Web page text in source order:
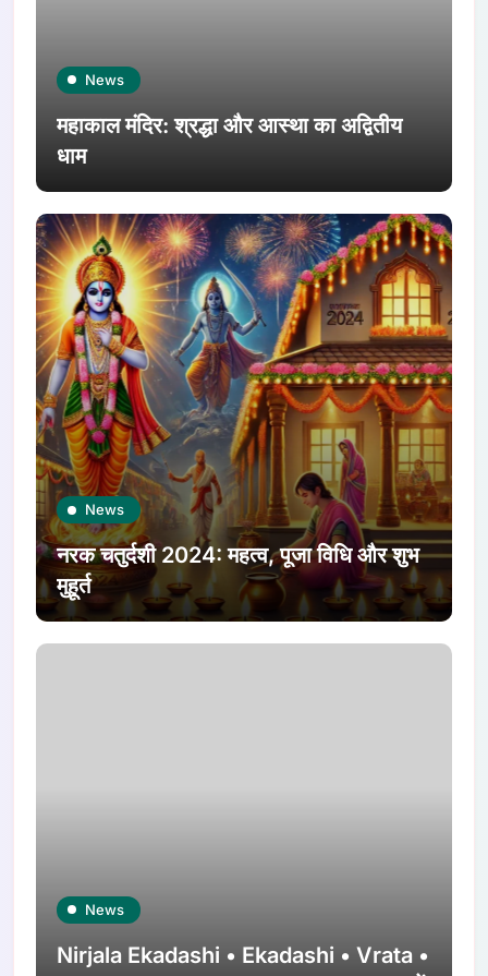
News
महाकाल मंदिर: श्रद्धा और आस्था का अद्वितीय
धाम
News
नरक चतुर्दशी 2024: महत्व, पूजा विधि और शुभ
मुहूर्त
News
Nirjala Ekadashi • Ekadashi • Vrata •